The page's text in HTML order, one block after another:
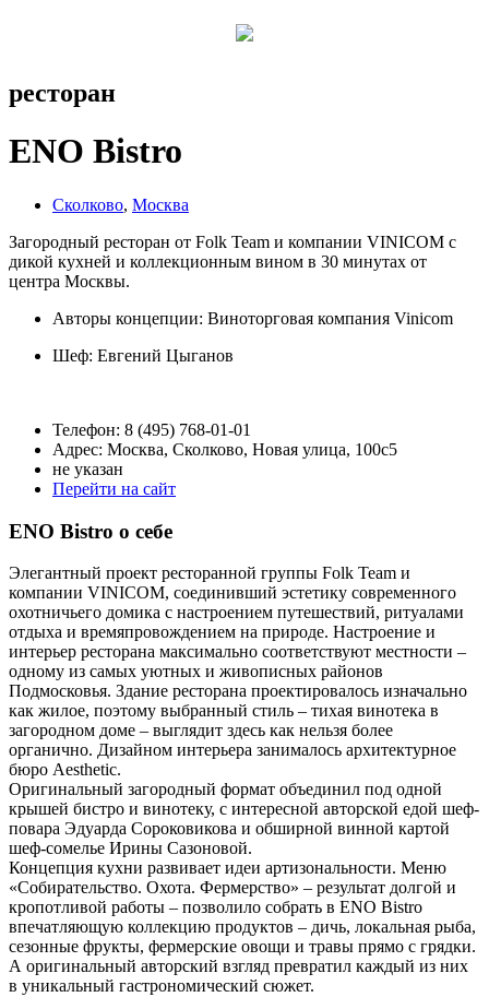
ресторан
ENO Bistro
Сколково, Москва
Загородный ресторан от Folk Team и компании VINICOM с
дикой кухней и коллекционным вином в 30 минутах от
центра Москвы.
Авторы концепции: Виноторговая компания Vinicom
Шеф: Евгений Цыганов
Телефон: 8 (495) 768-01-01
Адрес: Москва, Сколково, Новая улица, 100с5
не указан
Перейти на сайт
ENO Bistro о себе
Элегантный проект ресторанной группы Folk Team и
компании VINICOM, соединивший эстетику современного
охотничьего домика с настроением путешествий, ритуалами
отдыха и времяпровождением на природе. Настроение и
интерьер ресторана максимально соответствуют местности –
одному из самых уютных и живописных районов
Подмосковья. Здание ресторана проектировалось изначально
как жилое, поэтому выбранный стиль – тихая винотека в
загородном доме – выглядит здесь как нельзя более
органично. Дизайном интерьера занималось архитектурное
бюро Aesthetic.
Оригинальный загородный формат объединил под одной
крышей бистро и винотеку, с интересной авторской едой шеф-
повара Эдуарда Сороковикова и обширной винной картой
шеф-сомелье Ирины Сазоновой.
Концепция кухни развивает идеи артизональности. Меню
«Собирательство. Охота. Фермерство» – результат долгой и
кропотливой работы – позволило собрать в ENO Bistro
впечатляющую коллекцию продуктов – дичь, локальная рыба,
сезонные фрукты, фермерские овощи и травы прямо с грядки.
А оригинальный авторский взгляд превратил каждый из них
в уникальный гастрономический сюжет.